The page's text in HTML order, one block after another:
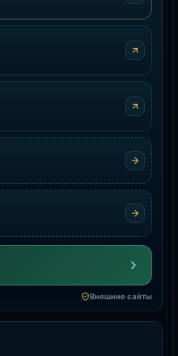
Внешние сайты